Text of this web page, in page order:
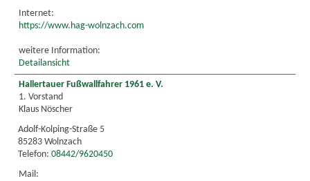
Internet:
https://www.hag-wolnzach.com
weitere Information:
Detailansicht
Hallertauer Fußwallfahrer 1961 e. V.
1. Vorstand
Klaus Nöscher
Adolf-Kolping-Straße 5
85283 Wolnzach
Telefon: 08442/9620450
Mail: